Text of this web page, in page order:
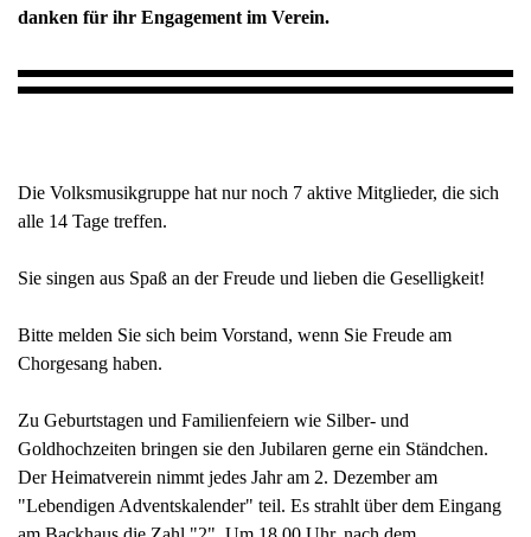
danken für ihr Engagement im Verein.
Die Volksmusikgruppe hat nur noch 7 aktive Mitglieder, die sich
alle 14 Tage treffen.
Sie singen aus Spaß an der Freude und lieben die Geselligkeit!
Bitte melden Sie sich beim Vorstand, wenn Sie Freude am
Chorgesang haben.
Zu Geburtstagen und Familienfeiern wie Silber- und
Goldhochzeiten bringen sie den Jubilaren gerne ein Ständchen.
Der Heimatverein nimmt jedes Jahr am 2. Dezember am
"Lebendigen Adventskalender" teil. Es strahlt über dem Eingang